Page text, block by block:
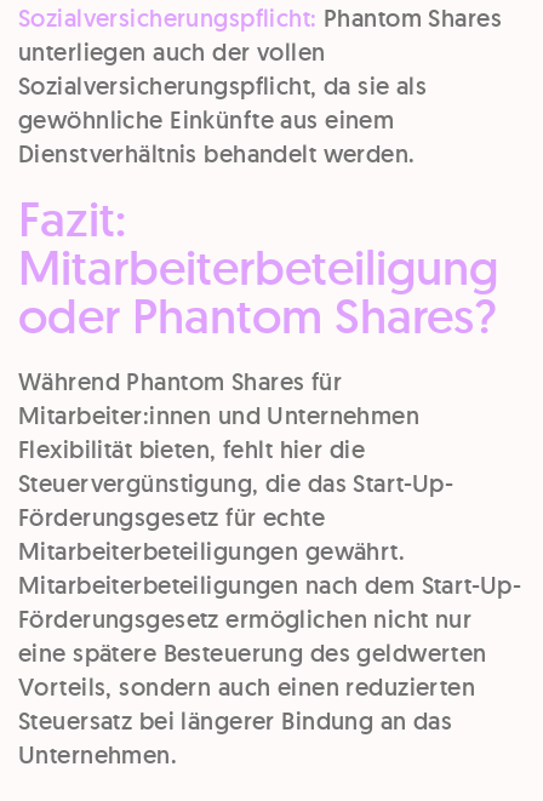
Sozialversicherungspflicht: Phantom Shares
unterliegen auch der vollen
Sozialversicherungspflicht, da sie als
gewöhnliche Einkünfte aus einem
Dienstverhältnis behandelt werden.
Fazit:
Mitarbeiterbeteiligung
oder Phantom Shares?
Während Phantom Shares für
Mitarbeiter:innen und Unternehmen
Flexibilität bieten, fehlt hier die
Steuervergünstigung, die das Start-Up-
Förderungsgesetz für echte
Mitarbeiterbeteiligungen gewährt.
Mitarbeiterbeteiligungen nach dem Start-Up-
Förderungsgesetz ermöglichen nicht nur
eine spätere Besteuerung des geldwerten
Vorteils, sondern auch einen reduzierten
Steuersatz bei längerer Bindung an das
Unternehmen.